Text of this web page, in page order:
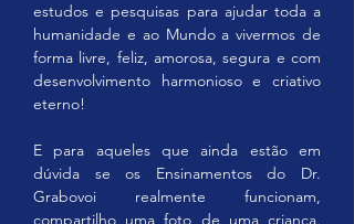
estudos e pesquisas para ajudar toda a
humanidade e ao Mundo a vivermos de
forma livre, feliz, amorosa, segura e com
desenvolvimento harmonioso e criativo
eterno!
E para aqueles que ainda estão em
dúvida se os Ensinamentos do Dr.
Grabovoi realmente funcionam,
compartilho uma foto de uma criança,